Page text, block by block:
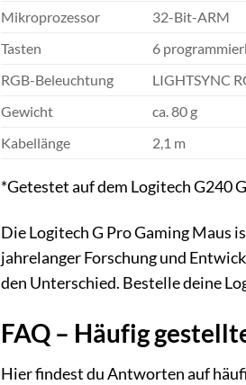
Mikroprozessor
32-Bit-ARM
Tasten
6
RGB-Beleuchtung
LIGHTSYNC
Gewicht
ca. 80 g
Kabellänge
2,1 m
*Getestet auf dem Logitech G240
Die Logitech G Pro Gaming Maus
jahrelanger Forschung und
den Unterschied. Bestelle deine
FAQ – Häufig
Hier findest du Antworten auf